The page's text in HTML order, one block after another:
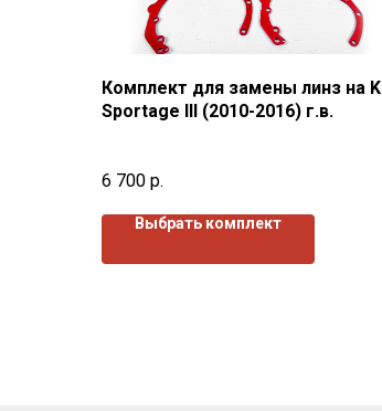
Комплект для замены линз на
Sportage III (2010-2016) г.в.
6 700 р.
Выбрать комплект